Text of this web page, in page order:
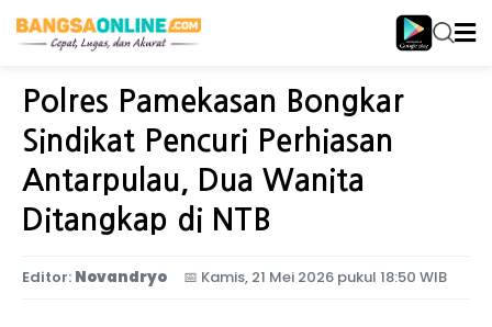
Home Jawa Timur
Polres Pamekasan Bongkar
Sindikat Pencuri Perhiasan
Antarpulau, Dua Wanita
Ditangkap di NTB
Editor: Novandryo 📅 Kamis, 21 Mei 2026 pukul 18:50 WIB